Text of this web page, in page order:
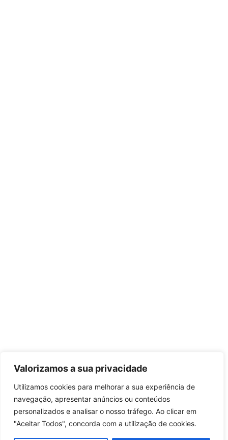
Valorizamos a sua privacidade
Utilizamos cookies para melhorar a sua experiência de
navegação, apresentar anúncios ou conteúdos
personalizados e analisar o nosso tráfego. Ao clicar em
"Aceitar Todos", concorda com a utilização de cookies.